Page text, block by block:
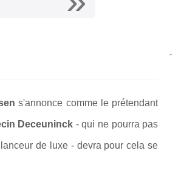
s'annonce comme le prétendant
Deceuninck - qui ne pourra pas
de luxe - devra pour cela se
-